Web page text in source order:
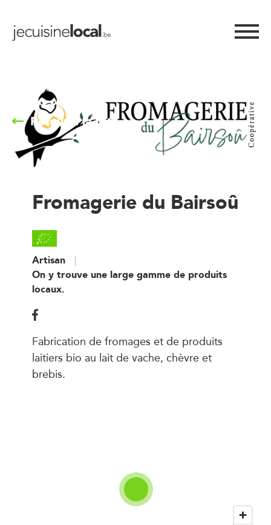
Retour à la liste
Fromagerie du Bairsoû
Artisan
On y trouve une large gamme de produits
locaux.
Fabrication de fromages et de produits
laitiers bio au lait de vache, chèvre et
brebis.